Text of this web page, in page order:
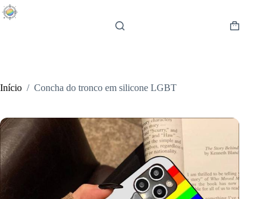
Pular
para
Carrinho
Início / Concha do tronco em silicone LGBT